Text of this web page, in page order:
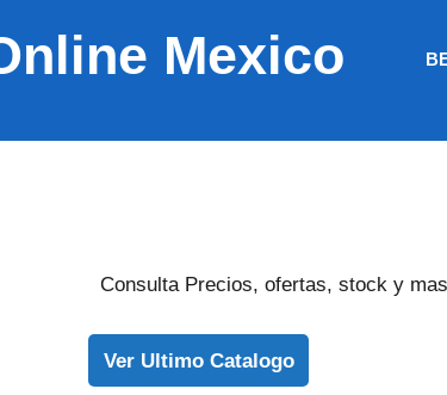
Mexico
Consulta Precios, ofertas, stock y
Ver Ultimo Catalogo